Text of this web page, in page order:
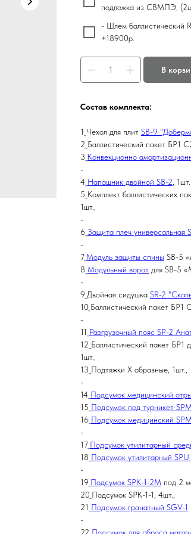
подложка из СВМПЭ,
- Шлем баллистический
+18900р.
В
Состав комплекта:
1_Чехол для плит SB-9
2_Баллистический пакет БР1
3_ Конвекционно
-
4_ Напашник двойной SB-2, 1шт.,
5_Комплект баллистических
1шт.,
-
6_ Защита плеч универсальная
-
7_ Модуль защиты спины SB-5
8_ Модульный ворот для SB-5
-
9_Двойная сидушка SR-2
10_Баллистический пакет
-
11_ Разгрузочный пояс SP-2
12_Баллистический пакет БР1
1шт.,
13_Подтяжки X образные, 1шт.,
-
14_ Подсумок медицинский
15_ Подсумок под турникет
16_ Подсумок медицинский
-
17_ Подсумок утилитарный
18_ Подсумок утилитарный
-
19_ Подсумок SPK-1-2M под 2
20_Подсумок SPK-1-1, 4шт.,
21_ Подсумок гранатный SGV-1
-